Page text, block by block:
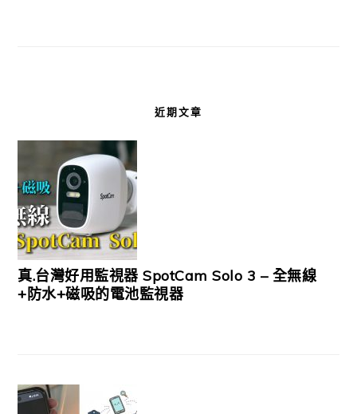
近期文章
真.台灣好用監視器 SpotCam Solo 3 – 全無線
+防水+磁吸的電池監視器